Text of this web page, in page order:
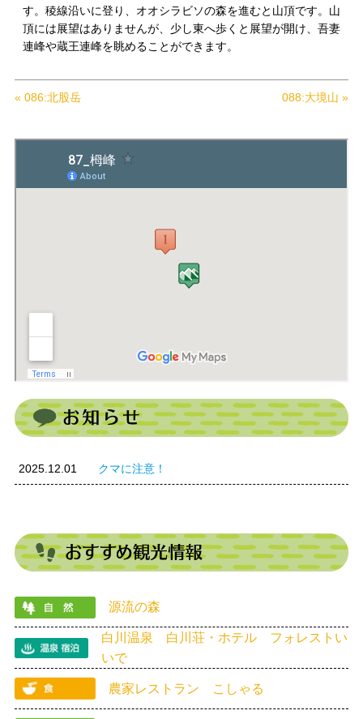
す。稜線沿いに登り、オオシラビソの森を進むと山頂です。山
頂には展望はありませんが、少し東へ歩くと展望が開け、吾妻
連峰や蔵王連峰を眺めることができます。
« 086:北股岳 088:大境山 »
2025.12.01 クマに注意！
源流の森
白川温泉 白川荘・ホテル フォレストい
いで
農家レストラン こしゃる